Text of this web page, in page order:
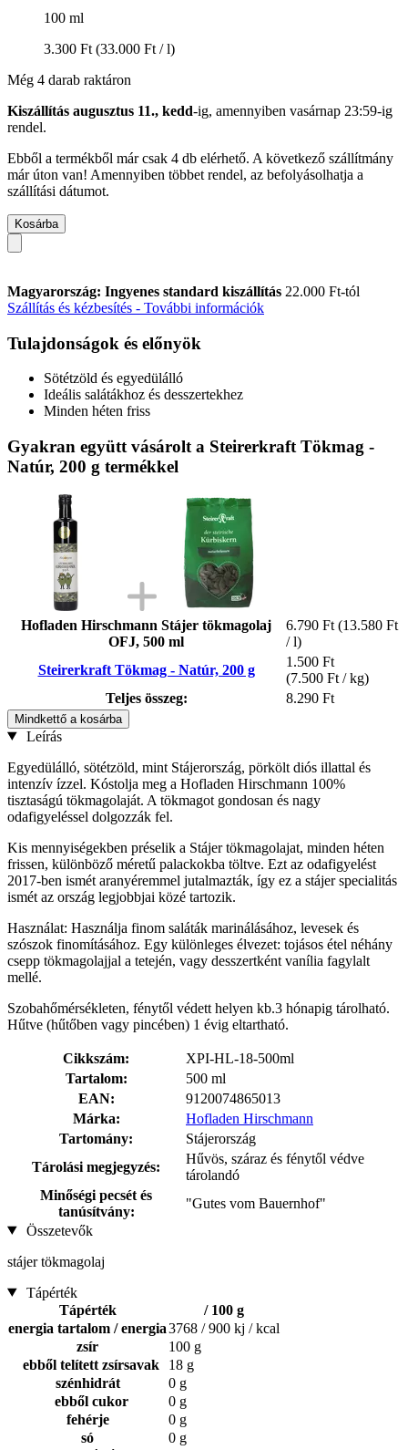
100 ml
3.300 Ft (33.000 Ft / l)
Még 4 darab raktáron
Kiszállítás augusztus 11., kedd-ig, amennyiben vasárnap 23:59-ig
rendel.
Ebből a termékből már csak 4 db elérhető. A következő szállítmány
már úton van! Amennyiben többet rendel, az befolyásolhatja a
szállítási dátumot.
Kosárba
Magyarország: Ingyenes standard kiszállítás 22.000 Ft-tól
Szállítás és kézbesítés - További információk
Tulajdonságok és előnyök
Sötétzöld és egyedülálló
Ideális salátákhoz és desszertekhez
Minden héten friss
Gyakran együtt vásárolt a Steirerkraft Tökmag -
Natúr, 200 g termékkel
Hofladen Hirschmann Stájer tökmagolaj
OFJ, 500 ml
6.790 Ft (13.580 Ft
/ l)
Steirerkraft Tökmag - Natúr, 200 g
1.500 Ft
(7.500 Ft / kg)
Teljes összeg:
8.290 Ft
Mindkettő a kosárba
Leírás
Egyedülálló, sötétzöld, mint Stájerország, pörkölt diós illattal és
intenzív ízzel. Kóstolja meg a Hofladen Hirschmann 100%
tisztaságú tökmagolaját. A tökmagot gondosan és nagy
odafigyeléssel dolgozzák fel.
Kis mennyiségekben préselik a Stájer tökmagolajat, minden héten
frissen, különböző méretű palackokba töltve. Ezt az odafigyelést
2017-ben ismét aranyéremmel jutalmazták, így ez a stájer specialitás
ismét az ország legjobbjai közé tartozik.
Használat: Használja finom saláták marinálásához, levesek és
szószok finomításához. Egy különleges élvezet: tojásos étel néhány
csepp tökmagolajjal a tetején, vagy desszertként vanília fagylalt
mellé.
Szobahőmérsékleten, fénytől védett helyen kb.3 hónapig tárolható.
Hűtve (hűtőben vagy pincében) 1 évig eltartható.
Cikkszám:
XPI-HL-18-500ml
Tartalom:
500 ml
EAN:
9120074865013
Márka:
Hofladen Hirschmann
Tartomány:
Stájerország
Tárolási megjegyzés:
Hűvös, száraz és fénytől védve
tárolandó
Minőségi pecsét és
tanúsítvány:
"Gutes vom Bauernhof"
Összetevők
stájer tökmagolaj
Tápérték
Tápérték
/ 100 g
energia tartalom / energia3768 / 900 kj / kcal
zsír
100 g
ebből telített zsírsavak
18 g
szénhidrát
0 g
ebből cukor
0 g
fehérje
0 g
só
0 g